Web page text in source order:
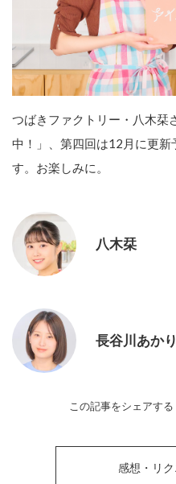
つばきファクトリー・八木栞
中！」、第四回は12月に更新
す。お楽しみに。
八木栞
長谷川あかり
この記事をシェアする
感想・リ